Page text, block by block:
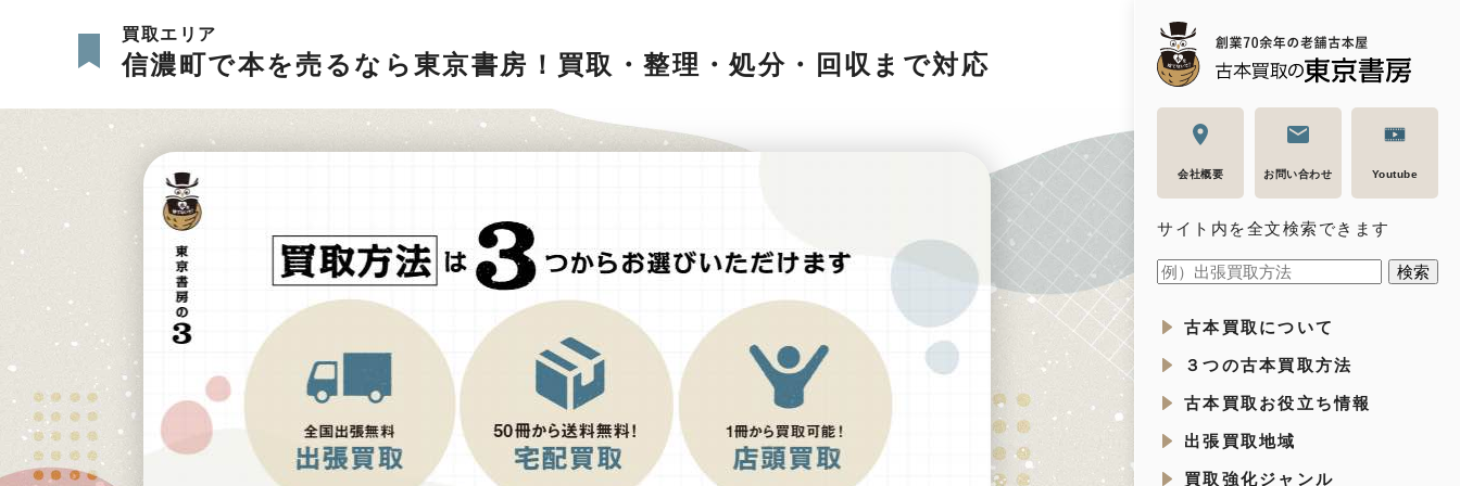
会社概要 お問い合わせ Youtube
サイト内を全文検索できます
古本買取について
３つの古本買取方法
古本買取お役立ち情報
出張買取地域
買取強化ジャンル
買取エリア
信濃町で本を売るなら東京書房！買取・整理・処分・回収まで対応